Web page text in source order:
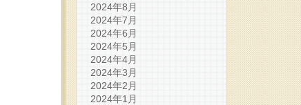
2024年8月
2024年7月
2024年6月
2024年5月
2024年4月
2024年3月
2024年2月
2024年1月